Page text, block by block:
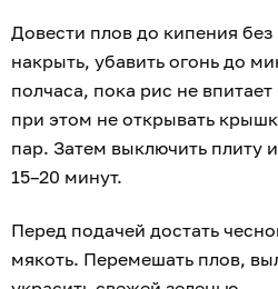
Довести плов до кипения
накрыть, убавить огонь до
полчаса, пока рис не
при этом не открывать
пар. Затем выключить плиту
15–20 минут.
Перед подачей достать
мякоть. Перемешать плов,